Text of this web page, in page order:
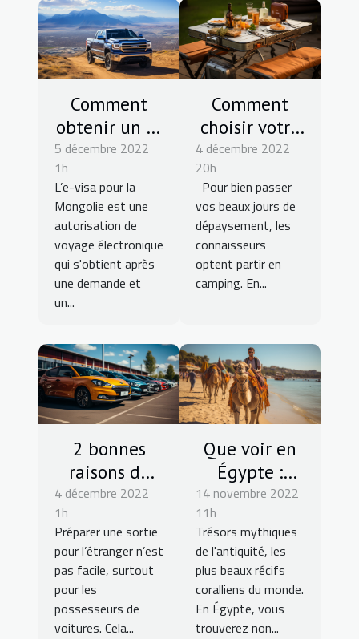
Comment
obtenir un e-
visa pour la
Mongolie ?
5 décembre 2022
1h
L’e-visa pour la
Mongolie est une
autorisation de
voyage électronique
qui s'obtient après
une demande et
un...
Comment
choisir votre
table de
camping ?
4 décembre 2022
20h
Pour bien passer
vos beaux jours de
dépaysement, les
connaisseurs
optent partir en
camping. En...
2 bonnes
raisons de
confier son
véhicule à un
parking privé
4 décembre 2022
1h
Préparer une sortie
pour l’étranger n’est
pas facile, surtout
pour les
possesseurs de
voitures. Cela...
Que voir en
Égypte :
meilleures
attractions
14 novembre 2022
11h
Trésors mythiques
de l'antiquité, les
plus beaux récifs
coralliens du monde.
En Égypte, vous
trouverez non...